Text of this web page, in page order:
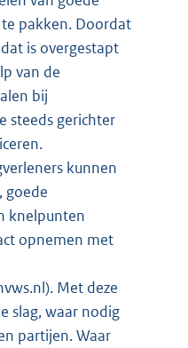
pakken. Doordat
is overgestapt
van de
bij
steeds gerichter
kunnen
goede
knelpunten
opnemen met
Met deze
slag, waar nodig
partijen. Waar